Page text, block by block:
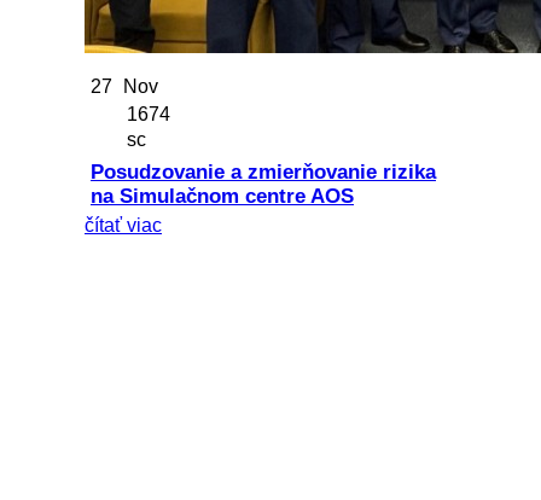
27
Nov
1674
sc
Posudzovanie a zmierňovanie rizika
na Simulačnom centre AOS
čítať viac